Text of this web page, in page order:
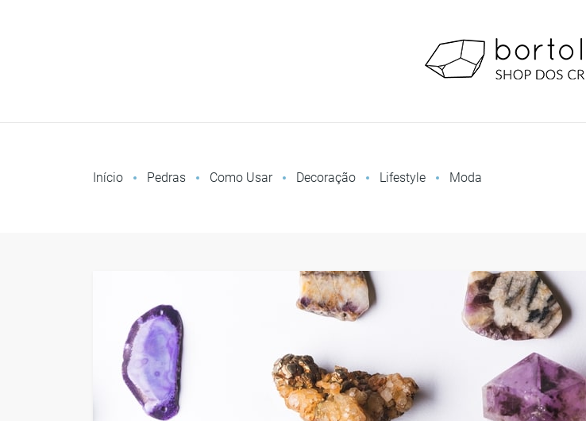
Início Pedras Como Usar Decoração Lifestyle Moda
Quer trazer mais alegria para a sua vida? Descubra